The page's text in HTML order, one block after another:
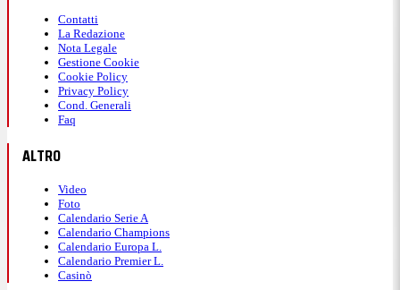
Contatti
La Redazione
Nota Legale
Gestione Cookie
Cookie Policy
Privacy Policy
Cond. Generali
Faq
ALTRO
Video
Foto
Calendario Serie A
Calendario Champions
Calendario Europa L.
Calendario Premier L.
Casinò